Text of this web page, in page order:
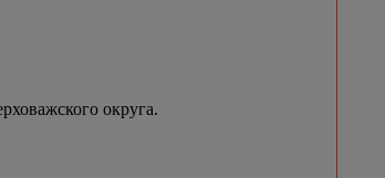
округа.